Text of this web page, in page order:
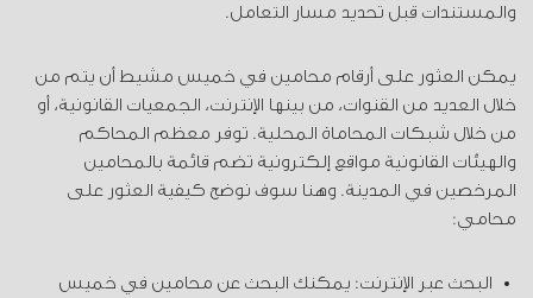
والمستندات قبل تحديد مسار التعامل.
يمكن العثور على أرقام محامين في خميس مشيط أن يتم من
خلال العديد من القنوات، من بينها الإنترنت، الجمعيات القانونية، أو
من خلال شبكات المحاماة المحلية. توفر معظم المحاكم
والهيئات القانونية مواقع إلكترونية تضم قائمة بالمحامين
المرخصين في المدينة. وهنا سوف نوضح كيفية العثور على
محامي:
البحث عبر الإنترنت: يمكنك البحث عن محامين في خميس